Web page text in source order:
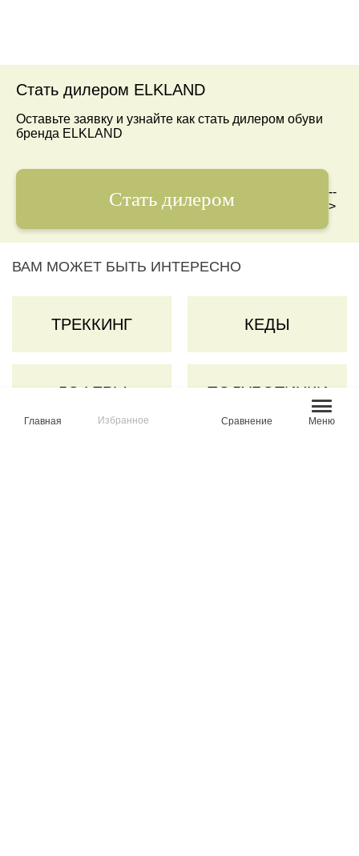
Стать дилером ELKLAND
Оставьте заявку и узнайте как стать дилером обуви
бренда ELKLAND
Стать дилером
--
>
ВАМ МОЖЕТ БЫТЬ ИНТЕРЕСНО
ТРЕККИНГ КЕДЫ
ЛОФЕРЫ ПОЛУБОТИНКИ
Главная Избранное Сравнение Меню